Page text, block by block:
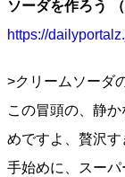
ソーダを作ろう （
https://
>クリームソーダ
この冒頭の、静
めですよ、贅沢す
手始めに、スー